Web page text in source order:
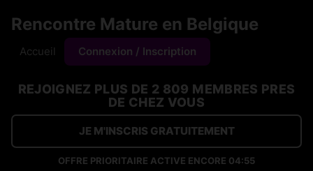
Rencontre Mature en Belgique
Accueil Connexion / Inscription
REJOIGNEZ PLUS DE 2 809 MEMBRES PRES
DE CHEZ VOUS
JE M'INSCRIS GRATUITEMENT
OFFRE PRIORITAIRE ACTIVE ENCORE 04:55